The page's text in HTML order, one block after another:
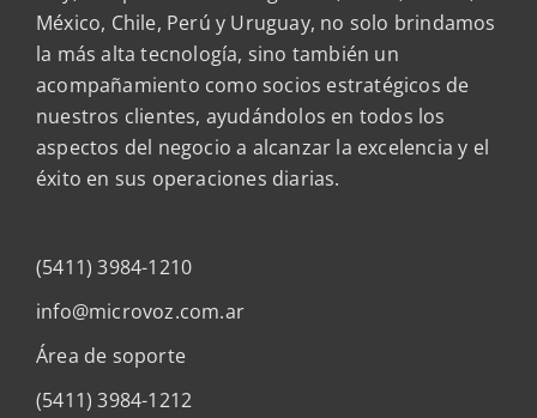
México, Chile, Perú y Uruguay, no solo brindamos
la más alta tecnología, sino también un
acompañamiento como socios estratégicos de
nuestros clientes, ayudándolos en todos los
aspectos del negocio a alcanzar la excelencia y el
éxito en sus operaciones diarias.
(5411) 3984-1210
info@microvoz.com.ar
Área de soporte
(5411) 3984-1212